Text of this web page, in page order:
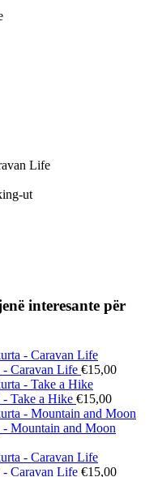
Life
ut
interesante për
- Caravan Life €15,00
- Take a Hike €15,00
- Mountain and Moon
- Caravan Life €15,00